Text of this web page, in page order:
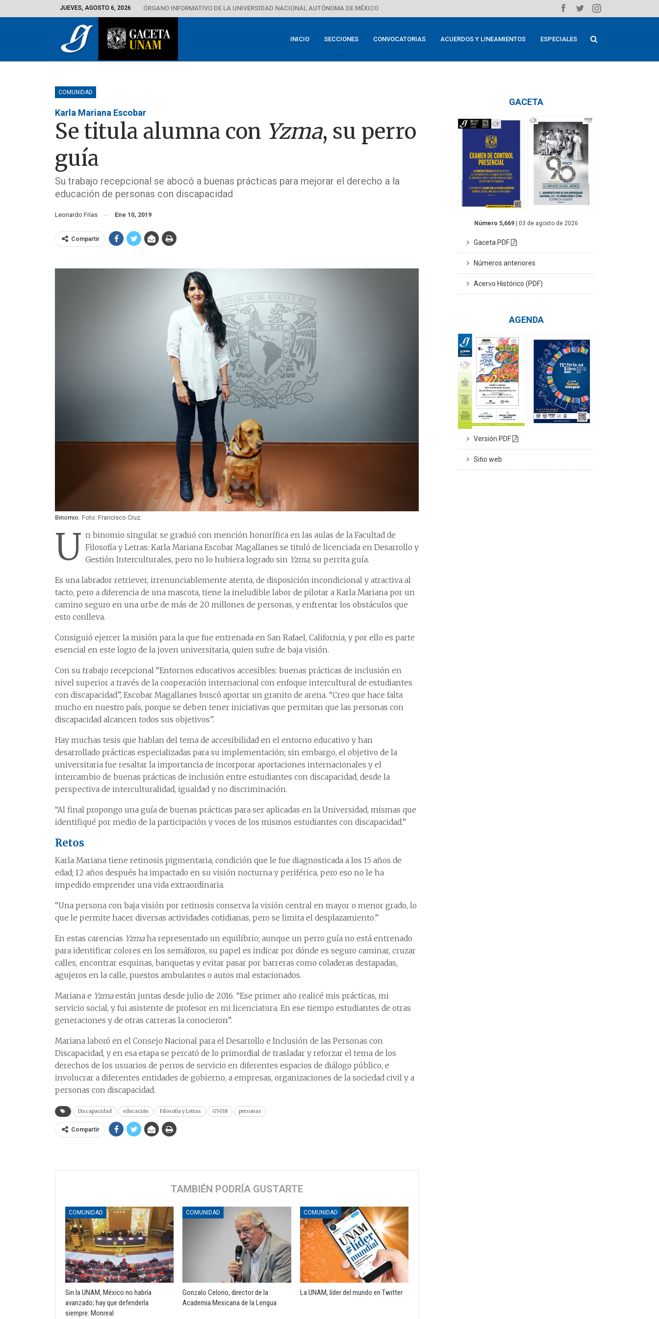
JUEVES, AGOSTO 6, 2026 ÓRGANO INFORMATIVO DE LA UNIVERSIDAD NACIONAL AUTÓNOMA DE MÉXICO
INICIO SECCIONES CONVOCATORIAS ACUERDOS Y LINEAMIENTOS ESPECIALES
COMUNIDAD
Karla Mariana Escobar
Se titula alumna con Yzma, su perro
guía
Su trabajo recepcional se abocó a buenas prácticas para mejorar el derecho a la
educación de personas con discapacidad
Leonardo Frías Ene 10, 2019
Compartir
Binomio. Foto: Francisco Cruz.
U n binomio singular se graduó con mención honorífica en las aulas de la Facultad de
Filosofía y Letras: Karla Mariana Escobar Magallanes se tituló de licenciada en Desarrollo y
Gestión Interculturales, pero no lo hubiera logrado sin Yzma, su perrita guía.
Es una labrador retriever, irrenunciablemente atenta, de disposición incondicional y atractiva al
tacto, pero a diferencia de una mascota, tiene la ineludible labor de pilotar a Karla Mariana por un
camino seguro en una urbe de más de 20 millones de personas, y enfrentar los obstáculos que
esto conlleva.
Consiguió ejercer la misión para la que fue entrenada en San Rafael, California, y por ello es parte
esencial en este logro de la joven universitaria, quien sufre de baja visión.
Con su trabajo recepcional “Entornos educativos accesibles: buenas prácticas de inclusión en
nivel superior a través de la cooperación internacional con enfoque intercultural de estudiantes
con discapacidad”, Escobar Magallanes buscó aportar un granito de arena. “Creo que hace falta
mucho en nuestro país, porque se deben tener iniciativas que permitan que las personas con
discapacidad alcancen todos sus objetivos”.
Hay muchas tesis que hablan del tema de accesibilidad en el entorno educativo y han
desarrollado prácticas especializadas para su implementación; sin embargo, el objetivo de la
universitaria fue resaltar la importancia de incorporar aportaciones internacionales y el
intercambio de buenas prácticas de inclusión entre estudiantes con discapacidad, desde la
perspectiva de interculturalidad, igualdad y no discriminación.
“Al final propongo una guía de buenas prácticas para ser aplicadas en la Universidad, mismas que
identifiqué por medio de la participación y voces de los mismos estudiantes con discapacidad.”
Retos
Karla Mariana tiene retinosis pigmentaria, condición que le fue diagnosticada a los 15 años de
edad; 12 años después ha impactado en su visión nocturna y periférica, pero eso no le ha
impedido emprender una vida extraordinaria.
“Una persona con baja visión por retinosis conserva la visión central en mayor o menor grado, lo
que le permite hacer diversas actividades cotidianas, pero se limita el desplazamiento.”
En estas carencias Yzmaha representado un equilibrio; aunque un perro guía no está entrenado
para identificar colores en los semáforos, su papel es indicar por dónde es seguro caminar, cruzar
calles, encontrar esquinas, banquetas y evitar pasar por barreras como coladeras destapadas,
agujeros en la calle, puestos ambulantes o autos mal estacionados.
Mariana e Yzmaestán juntas desde julio de 2016. “Ese primer año realicé mis prácticas, mi
servicio social, y fui asistente de profesor en mi licenciatura. En ese tiempo estudiantes de otras
generaciones y de otras carreras la conocieron”.
Mariana laboró en el Consejo Nacional para el Desarrollo e Inclusión de las Personas con
Discapacidad, y en esa etapa se percató de lo primordial de trasladar y reforzar el tema de los
derechos de los usuarios de perros de servicio en diferentes espacios de diálogo público, e
involucrar a diferentes entidades de gobierno, a empresas, organizaciones de la sociedad civil y a
personas con discapacidad.
Discapacidad educación Filosofía y Letras G5018 personas
Compartir
TAMBIÉN PODRÍA GUSTARTE
COMUNIDAD
Sin la UNAM, México no habría
avanzado; hay que defenderla
siempre: Monreal
COMUNIDAD
Gonzalo Celorio, director de la
Academia Mexicana de la Lengua
COMUNIDAD
La UNAM, líder del mundo en Twitter
GACETA
Número 5,669 | 03 de agosto de 2026
Gaceta PDF
Números anteriores
Acervo Histórico (PDF)
AGENDA
Versión PDF
Sitio web